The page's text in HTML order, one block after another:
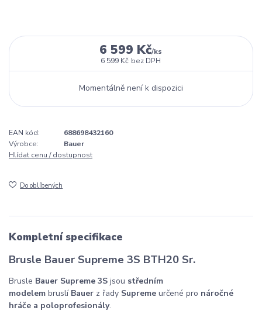
6 599 Kč/ks
6 599 Kč bez DPH
Momentálně není k dispozici
EAN kód:
688698432160
Výrobce:
Bauer
Hlídat cenu / dostupnost
Do oblíbených
Kompletní specifikace
Brusle Bauer Supreme 3S BTH20 Sr.
Brusle Bauer Supreme 3S jsou středním
modelem bruslí Bauer z řady Supreme určené pro náročné
hráče a poloprofesionály.